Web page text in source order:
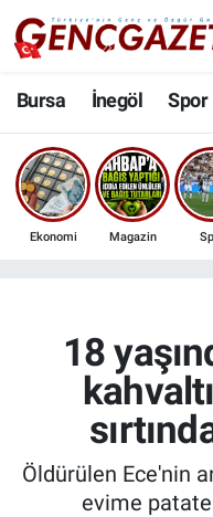
Bursa İnegöl Spor
Ekonomi Magazin
18
Öldürülen Ece'nin
evime
Bursa
İnegöl
3.SAYFA
Ekonomi
Güncel
İnanç
Nöbetçi Eczaneler
Hava Durumu
Trafik Durumu
Son Dakika
Haber Arşivi